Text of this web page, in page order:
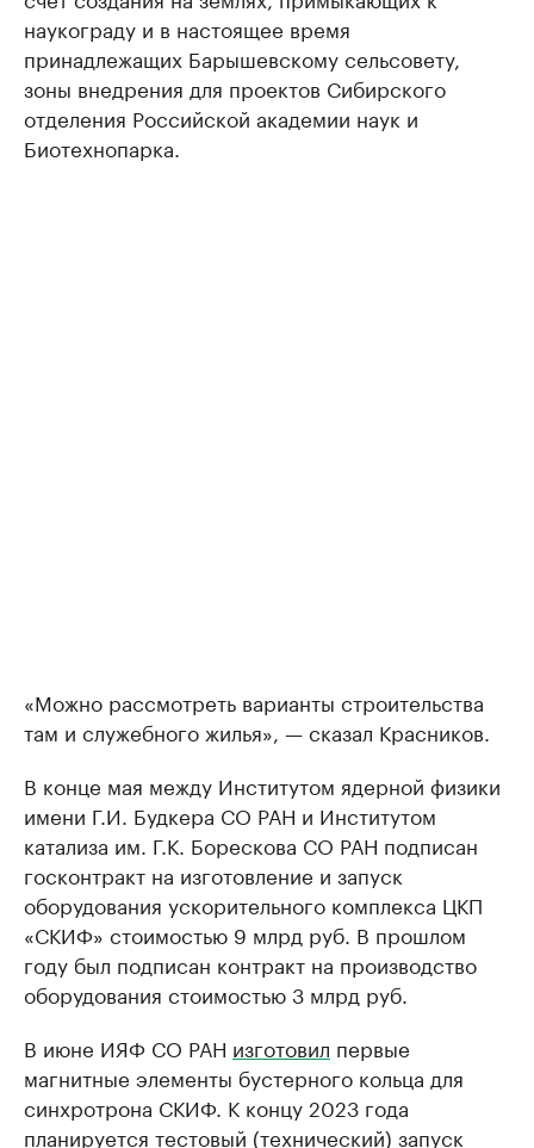
наукограду и в настоящее время
принадлежащих Барышевскому сельсовету,
зоны внедрения для проектов Сибирского
отделения Российской академии наук и
Биотехнопарка.
«Можно рассмотреть варианты строительства
там и служебного жилья», — сказал Красников.
В конце мая между Институтом ядерной физики
имени Г.И. Будкера СО РАН и Институтом
катализа им. Г.К. Борескова СО РАН подписан
госконтракт на изготовление и запуск
оборудования ускорительного комплекса ЦКП
«СКИФ» стоимостью 9 млрд руб. В прошлом
году был подписан контракт на производство
оборудования стоимостью 3 млрд руб.
В июне ИЯФ СО РАН изготовил первые
магнитные элементы бустерного кольца для
синхротрона СКИФ. К концу 2023 года
планируется тестовый (технический) запуск